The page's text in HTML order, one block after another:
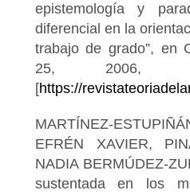
epistemología y
diferencial en la
trabajo de grado”, en
25, 2006,
[https://
MARTÍNEZ-
EFRÉN XAVIER,
NADIA BERMÚDEZ-
sustentada en los